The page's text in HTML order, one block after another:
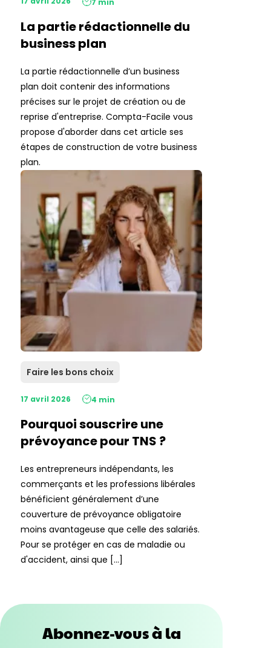
La partie rédactionnelle du
business plan
La partie rédactionnelle d’un business
plan doit contenir des informations
précises sur le projet de création ou de
reprise d'entreprise. Compta-Facile vous
propose d'aborder dans cet article ses
étapes de construction de votre business
plan.
Faire les bons choix
17 avril 2026 4 min
Pourquoi souscrire une
prévoyance pour TNS ?
Les entrepreneurs indépendants, les
commerçants et les professions libérales
bénéficient généralement d’une
couverture de prévoyance obligatoire
moins avantageuse que celle des salariés.
Pour se protéger en cas de maladie ou
d'accident, ainsi que […]
Abonnez-vous à la